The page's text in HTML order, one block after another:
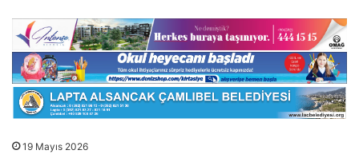
19 Mayıs 2026